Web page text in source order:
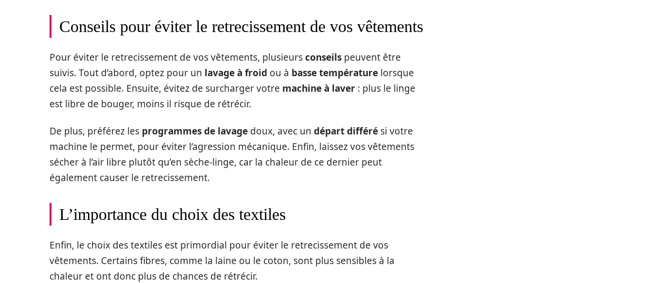
Conseils pour éviter le retrecissement de vos vêtements
Pour éviter le retrecissement de vos vêtements, plusieursconseils peuvent être
suivis. Tout d’abord, optez pour un lavage à froid ou à basse température lorsque
cela est possible. Ensuite, évitez de surcharger votre machine à laver : plus le linge
est libre de bouger, moins il risque de rétrécir.
De plus, préférez les programmes de lavage doux, avec un départ différé si votre
machine le permet, pour éviter l’agression mécanique. Enfin, laissez vos vêtements
sécher à l’air libre plutôt qu’en sèche-linge, car la chaleur de ce dernier peut
également causer le retrecissement.
L’importance du choix des textiles
Enfin, le choix des textiles est primordial pour éviter le retrecissement de vos
vêtements. Certains fibres, comme la laine ou le coton, sont plus sensibles à la
chaleur et ont donc plus de chances de rétrécir.